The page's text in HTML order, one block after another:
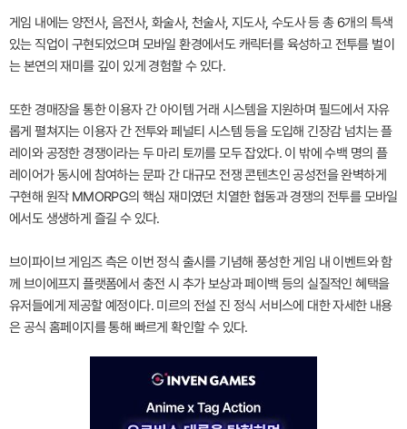
게임 내에는 양전사, 음전사, 화술사, 천술사, 지도사, 수도사 등 총 6개의 특색
있는 직업이 구현되었으며 모바일 환경에서도 캐릭터를 육성하고 전투를 벌이
는 본연의 재미를 깊이 있게 경험할 수 있다.
또한 경매장을 통한 이용자 간 아이템 거래 시스템을 지원하며 필드에서 자유
롭게 펼쳐지는 이용자 간 전투와 페널티 시스템 등을 도입해 긴장감 넘치는 플
레이와 공정한 경쟁이라는 두 마리 토끼를 모두 잡았다. 이 밖에 수백 명의 플
레이어가 동시에 참여하는 문파 간 대규모 전쟁 콘텐츠인 공성전을 완벽하게
구현해 원작 MMORPG의 핵심 재미였던 치열한 협동과 경쟁의 전투를 모바일
에서도 생생하게 즐길 수 있다.
브이파이브 게임즈 측은 이번 정식 출시를 기념해 풍성한 게임 내 이벤트와 함
께 브이에프지 플랫폼에서 충전 시 추가 보상과 페이백 등의 실질적인 혜택을
유저들에게 제공할 예정이다. 미르의 전설 진 정식 서비스에 대한 자세한 내용
은 공식 홈페이지를 통해 빠르게 확인할 수 있다.